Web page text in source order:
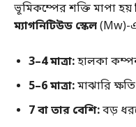
ভূমিকম্পের শক্তি মাপা হয়
ম্যাগনিটিউড স্কেল(Mw)-
3–4 মাত্রা:হালকা
5–6 মাত্রা:মাঝারি ক্ষতি
7 বা তার বেশি:বড়